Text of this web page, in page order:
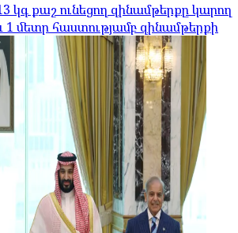
կգ քաշ ունեցող զինամթերքը կարող
1 մետր հաստությամբ զինամթերքի